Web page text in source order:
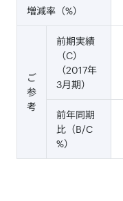
増減率（%）
ご
参
考
前期実績
（C）
（2017年
3月期）
前年同期
比（B/C
%）